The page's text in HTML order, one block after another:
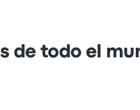
de todo el